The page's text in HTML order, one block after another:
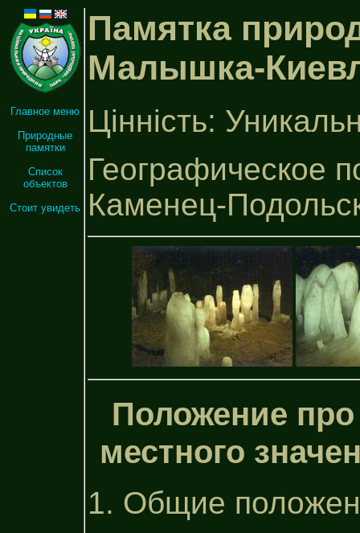
Главное меню
Природные
памятки
Список
объектов
Стоит увидеть
Памятка
Малышка-
Цінність:
Географическое
Каменец-
Положение
местного
1. Общие